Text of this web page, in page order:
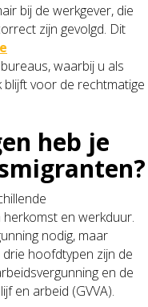
bij de werkgever, die
zijn gevolgd. Dit
waarbij u als
voor de rechtmatige
heb je
herkomst en werkduur.
nodig, maar
hoofdtypen zijn de
en de
en arbeid (GVVA).